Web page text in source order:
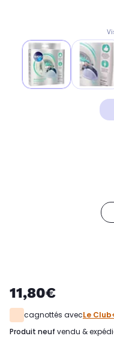
11,80€
cagnottés avecLe
produit neuf vendu &